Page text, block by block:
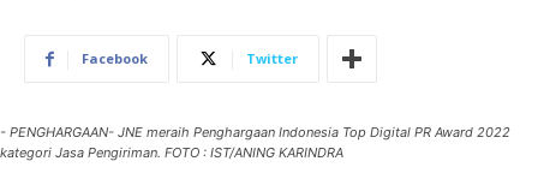
Facebook Twitter
- PENGHARGAAN- JNE meraih Penghargaan Indonesia Top Digital PR Award 2022
kategori Jasa Pengiriman. FOTO : IST/ANING KARINDRA